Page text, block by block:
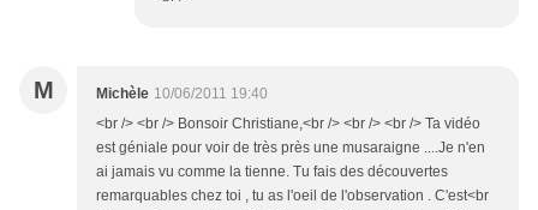
M Michèle 10/06/2011 19:40
<br /> <br /> Bonsoir Christiane,<br /> <br /> <br /> Ta vidéo
est géniale pour voir de très près une musaraigne ....Je n'en
ai jamais vu comme la tienne. Tu fais des découvertes
remarquables chez toi , tu as l'oeil de l'observation . C'est<br